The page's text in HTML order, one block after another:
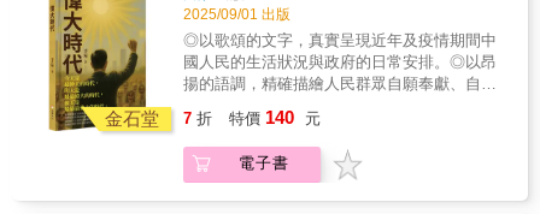
個人按錯電視遙控器與打了20通電話。兩者的
受益人數皆高達數億。 本書是一部大膽而鼓舞
人心的行動宣言，邀請我們發揮天賦、化抱負
為行動。雄心抱負不是一種個人特質或屬性，
而更像是一種心態，具有傳染性──人人都可能
親戚， 突然報給你一個不錯的工作（賺錢、代
購）機會，你以為撿到好康？ 這就是誘餌
&hellip;&hellip;。 ◎這裡應有盡有，宛如一座
小城市 ．這裡跟大公司一樣也有「人資」 新人
腳？沒關係，只要願意配合，有腳本可照抄。
業績好，還能得到獎金、升遷、帶你去賭博、
去買春&hellip;&hellip; 一步步突破你的道德底
談六十一位母親來自東南亞或中國大陸的成年
二代子女，以及其中十五位的新移民母親。希
望透過他們的生命故事，理解國家政策的轉變
與地緣政治的脈絡，如何影響新移民子女的生
命經驗與族群認同。母親來自不同國家的二
代，尤其是「臺灣東南亞二代」與「臺灣中國
樣的認同策略，來抵禦或迴避族裔╱地緣政治
因素衍生的外來者汙名？而在現今的政治與社
會氛圍中，這些新二代的多元文化背景，是否
金石堂
2025/09/01 出版
◎以歌頌的文字，真實呈現近年及疫情期間中
國人民的生活狀況與政府的日常安排。◎以昂
揚的語調，精確描繪人民群眾自願奉獻、自願
景象。◎根據官方的真實數據、政府的權威宣
傳與領袖的勝利講話，完整還原中共的無盡偉
大聖殿。◎展示人民的自願犧牲、制度的卓越
7 折 特價 140 元
電子書